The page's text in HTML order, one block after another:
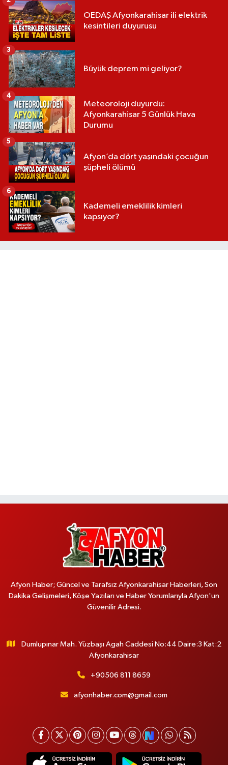
OEDAŞ Afyonkarahisar ili elektrik
kesintileri duyurusu
Büyük deprem mi geliyor?
3
Meteoroloji duyurdu:
Afyonkarahisar 5 Günlük Hava
Durumu
4
Afyon’da dört yaşındaki çocuğun
şüpheli ölümü
5
Kademeli emeklilik kimleri
kapsıyor?
6
Afyon Haber; Güncel ve Tarafsız Afyonkarahisar Haberleri, Son
Dakika Gelişmeleri, Köşe Yazıları ve Haber Yorumlarıyla Afyon'un
Güvenilir Adresi.
Dumlupınar Mah. Yüzbaşı Agah Caddesi No:44 Daire:3 Kat:2
Afyonkarahisar
+90506 811 8659
afyonhaber.com@gmail.com